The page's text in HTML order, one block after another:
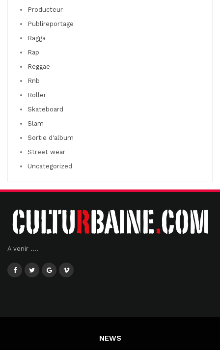
Producteur
Publireportage
Ragga
Rap
Reggae
Rnb
Roller
Skateboard
Slam
Sortie d'album
Street wear
Uncategorized
A venir ....
NEWS